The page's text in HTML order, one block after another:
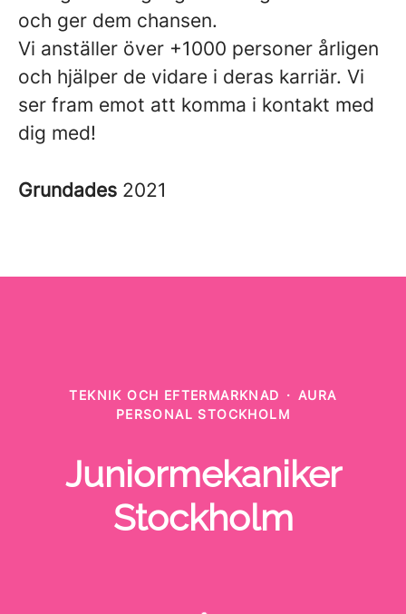
och ger dem chansen.
Vi anställer över +1000 personer årligen
och hjälper de vidare i deras karriär. Vi
ser fram emot att komma i kontakt med
dig med!
Grundades 2021
TEKNIK OCH EFTERMARKNAD · AURA
PERSONAL STOCKHOLM
Juniormekaniker
Stockholm